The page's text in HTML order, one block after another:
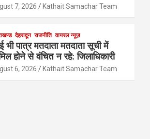
7, 2026 Kathait Samachar Team
देहरादून राजनीति वायरल न्यूज़
भी पात्र मतदाता मतदाता सूची में
होने से वंचित न रहे: जिलाधिकारी
6, 2026 Kathait Samachar Team